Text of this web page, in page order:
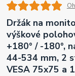
Držák na
výškové
+180° / -180°,
44-534 mm, 2
VESA 75x75 a